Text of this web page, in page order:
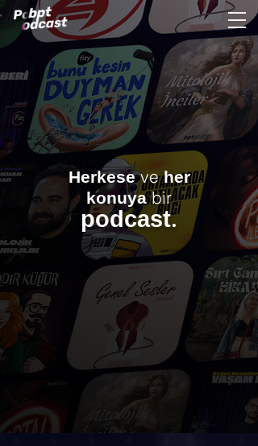
Herkese veher
konuya bir
podcast.